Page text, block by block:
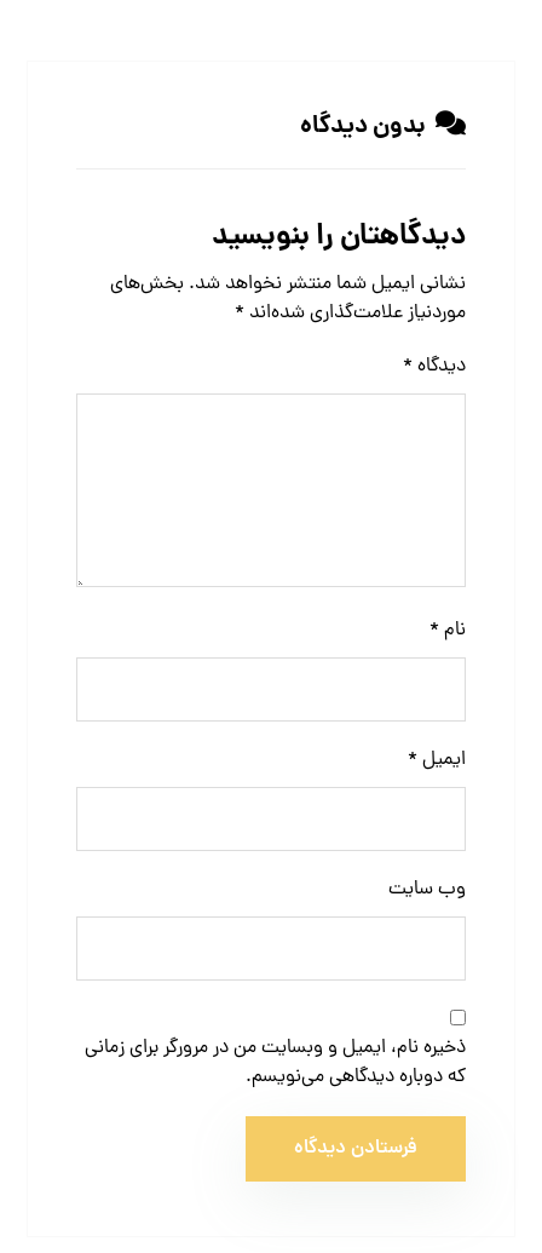
بدون دیدگاه
دیدگاهتان را بنویسید
نشانی ایمیل شما منتشر نخواهد شد. بخش‌های
موردنیاز علامت‌گذاری شده‌اند *
دیدگاه *
نام *
ایمیل *
وب‌ سایت
ذخیره نام، ایمیل و وبسایت من در مرورگر برای زمانی
که دوباره دیدگاهی می‌نویسم.